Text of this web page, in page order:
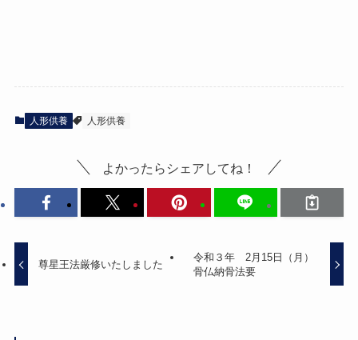
人形供養 人形供養
よかったらシェアしてね！
尊星王法厳修いたしました
令和３年 2月15日（月）
骨仏納骨法要